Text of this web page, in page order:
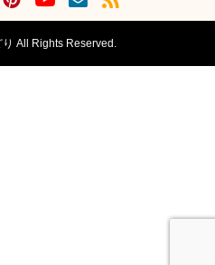
All Rights Reserved.